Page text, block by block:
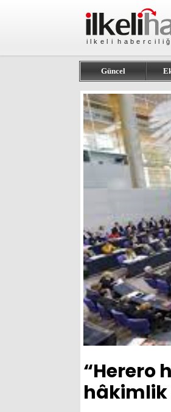
Güncel
“Herero
hâkimlik